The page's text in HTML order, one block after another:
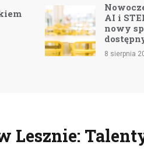
Nowoczesne
AI i STEM w
nowy sprzęt już
dostępny
8 sierpnia 2026
Lesznie: